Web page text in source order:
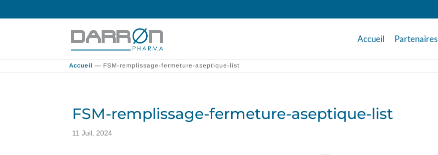
Accueil Partenaires
Accueil — FSM-remplissage-fermeture-aseptique-list
FSM-remplissage-fermeture-aseptique-list
11 Juil, 2024